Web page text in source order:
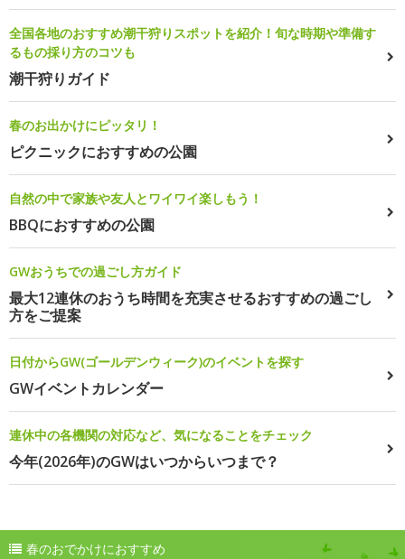
全国各地のおすすめ潮干狩りスポットを紹介！旬な時期や準備す
るもの採り方のコツも
潮干狩りガイド
春のお出かけにピッタリ！
ピクニックにおすすめの公園
自然の中で家族や友人とワイワイ楽しもう！
BBQにおすすめの公園
GWおうちでの過ごし方ガイド
最大12連休のおうち時間を充実させるおすすめの過ごし
方をご提案
日付からGW(ゴールデンウィーク)のイベントを探す
GWイベントカレンダー
連休中の各機関の対応など、気になることをチェック
今年(2026年)のGWはいつからいつまで？
春のおでかけにおすすめ